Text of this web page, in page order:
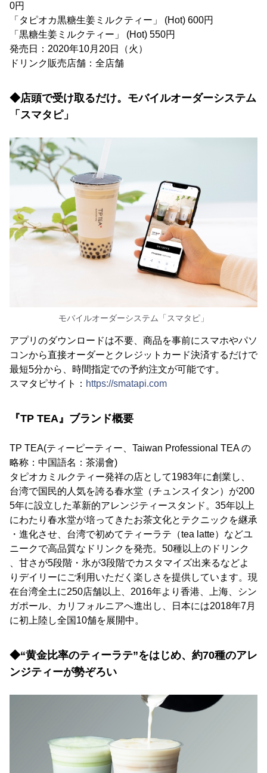
0円
「タピオカ黒糖生姜ミルクティー」 (Hot) 600円
「黒糖生姜ミルクティー」 (Hot) 550円
発売日：2020年10月20日（火）
ドリンク販売店舗：全店舗
◆店頭で受け取るだけ。モバイルオーダーシステム
「スマタピ」
モバイルオーダーシステム「スマタピ」
アプリのダウンロードは不要、商品を事前にスマホやパソ
コンから直接オーダーとクレジットカード決済するだけで
最短5分から、時間指定での予約注文が可能です。
スマタピサイト： https://smatapi.com
『TP TEA』ブランド概要
TP TEA(ティーピーティー、Taiwan Professional TEA の
略称：中国語名：茶湯會)
タピオカミルクティー発祥の店として1983年に創業し、
台湾で国民的人気を誇る春水堂（チュンスイタン）が200
5年に設立した革新的アレンジティースタンド。35年以上
にわたり春水堂が培ってきたお茶文化とテクニックを継承
・進化させ、台湾で初めてティーラテ（tea latte）などユ
ニークで高品質なドリンクを発売。50種以上のドリンク
、甘さが5段階・氷が3段階でカスタマイズ出来るなどよ
りデイリーにご利用いただく楽しさを提供しています。現
在台湾全土に250店舗以上、2016年より香港、上海、シン
ガポール、カリフォルニアへ進出し、日本には2018年7月
に初上陸し全国10舗を展開中。
◆“黄金比率のティーラテ”をはじめ、約70種のアレ
ンジティーが勢ぞろい